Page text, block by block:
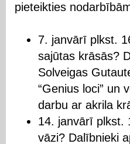
pieteikties
7. janvārī plkst.
sajūtas krāsās?
Solveigas
“Genius loci” un
darbu ar akrila
14. janvārī plkst.
vāzi? Dalībnieki